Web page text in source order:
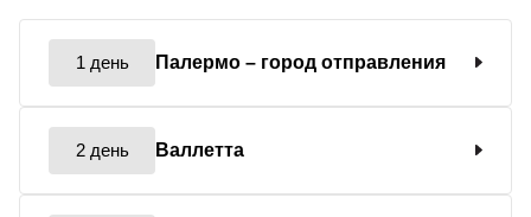
1 день Палермо – город отправления
2 день Валлетта